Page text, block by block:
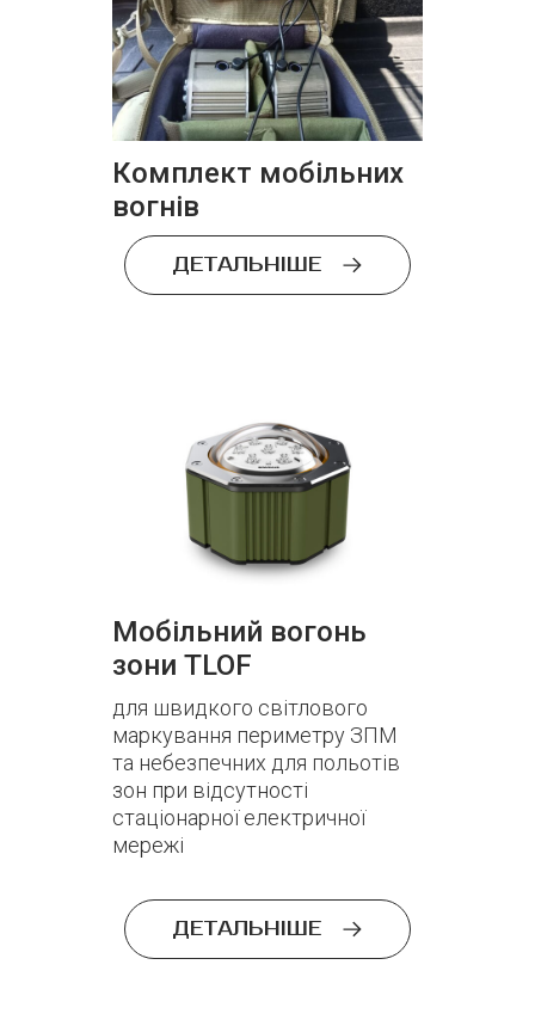
Комплект мобільних
вогнів
ДЕТАЛЬНІШЕ
Мобільний вогонь
зони TLOF
для швидкого світлового
маркування периметру ЗПМ
та небезпечних для польотів
зон при відсутності
стаціонарної електричної
мережі
ДЕТАЛЬНІШЕ